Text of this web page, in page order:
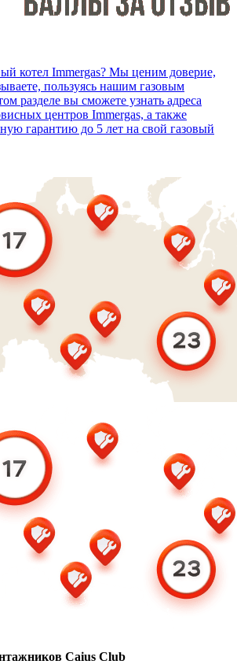
котел Immergas? Мы ценим доверие,
пользуясь нашим газовым
разделе вы сможете узнать адреса
центров Immergas, а также
гарантию до 5 лет на свой газовый
Caius Club